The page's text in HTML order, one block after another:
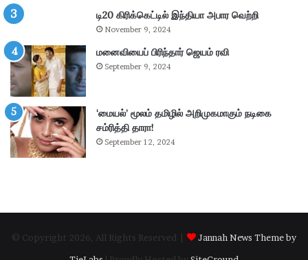
.
3
கோ
டி
ரூ
பா
ய்
வ
சூ
ல்
டி20 கிரிக்கெட்டில் இந்தியா அபார வெற்றி
November 9, 2024
மனைவியைப் பிரிந்தார் ஜெயம் ரவி
September 9, 2024
‘மையல்’ மூலம் தமிழில் அறிமுகமாகும் நடிகை
சம்ரித்தி தாரா!
September 12, 2024
© Copyright 2026, All Rights Reserved |
Jannah News Theme by